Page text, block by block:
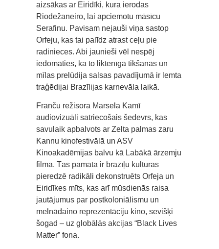
aizsākas ar Eiridīki, kura ierodas
Riodežaneiro, lai apciemotu māsīcu
Serafinu. Pavisam nejauši viņa sastop
Orfeju, kas tai palīdz atrast ceļu pie
radinieces. Abi jaunieši vēl nespēj
iedomāties, ka to liktenīgā tikšanās un
mīlas prelūdija salsas pavadījumā ir lemta
traģēdijai Brazīlijas karnevāla laikā.
Franču režisora Marsela Kamī
audiovizuāli satriecošais šedevrs, kas
savulaik apbalvots ar Zelta palmas zaru
Kannu kinofestivālā un ASV
Kinoakadēmijas balvu kā Labākā ārzemju
filma. Tās pamatā ir brazīļu kultūras
pieredzē radikāli dekonstruēts Orfeja un
Eiridīkes mīts, kas arī mūsdienās raisa
jautājumus par postkoloniālismu un
melnādaino reprezentāciju kino, sevišķi
šogad – uz globālās akcijas “Black Lives
Matter” fona.